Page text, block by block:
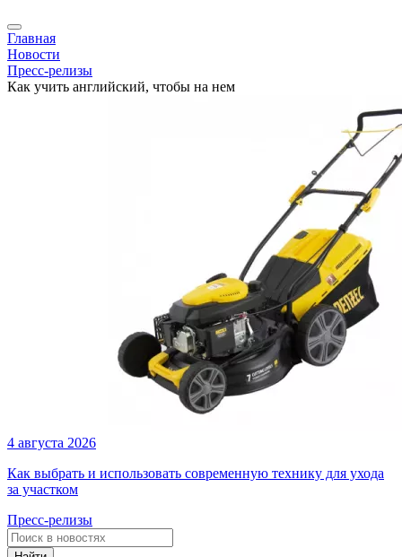
Главная
Новости
Пресс-релизы
Как учить английский, чтобы на нем
4 августа 2026
Как выбрать и использовать современную технику для ухода
за участком
Пресс-релизы